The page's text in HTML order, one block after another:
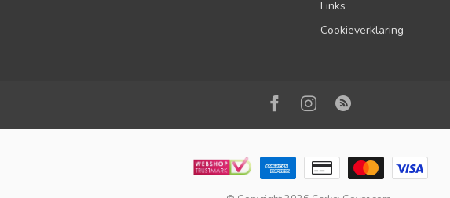
Links
Cookieverklaring